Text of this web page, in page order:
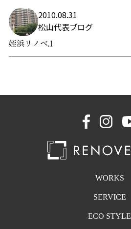
2010.08.31
松山代表ブログ
姪浜リノベ.1
WORKS
SERVICE
ECO STYLE